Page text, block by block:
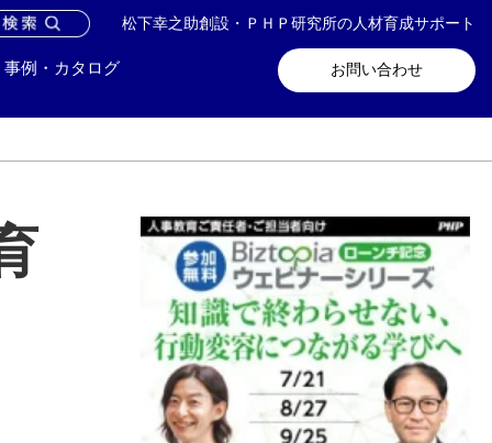
松下幸之助創設・ＰＨＰ研究所の人材育成サポート
お問い合わせ
事例・カタログ
い合わせ メールマガジン登録